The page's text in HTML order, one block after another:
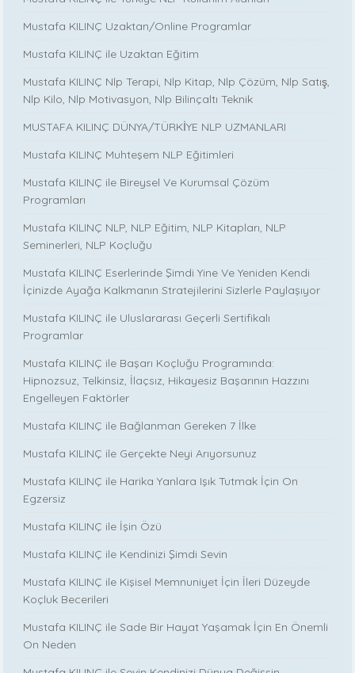
Mustafa KILINÇ Uzaktan/Online Programlar
Mustafa KILINÇ ile Uzaktan Eğitim
Mustafa KILINÇ Nlp Terapi, Nlp Kitap, Nlp Çözüm, Nlp Satış,
Nlp Kilo, Nlp Motivasyon, Nlp Bilinçaltı Teknik
MUSTAFA KILINÇ DÜNYA/TÜRKİYE NLP UZMANLARI
Mustafa KILINÇ Muhteşem NLP Eğitimleri
Mustafa KILINÇ ile Bireysel Ve Kurumsal Çözüm
Programları
Mustafa KILINÇ NLP, NLP Eğitim, NLP Kitapları, NLP
Seminerleri, NLP Koçluğu
Mustafa KILINÇ Eserlerinde Şimdi Yine Ve Yeniden Kendi
İçinizde Ayağa Kalkmanın Stratejilerini Sizlerle Paylaşıyor
Mustafa KILINÇ ile Uluslararası Geçerli Sertifikalı
Programlar
Mustafa KILINÇ ile Başarı Koçluğu Programında:
Hipnozsuz, Telkinsiz, İlaçsız, Hikayesiz Başarının Hazzını
Engelleyen Faktörler
Mustafa KILINÇ ile Bağlanman Gereken 7 İlke
Mustafa KILINÇ ile Gerçekte Neyi Arıyorsunuz
Mustafa KILINÇ ile Harika Yanlara Işık Tutmak İçin On
Egzersiz
Mustafa KILINÇ ile İşin Özü
Mustafa KILINÇ ile Kendinizi Şimdi Sevin
Mustafa KILINÇ ile Kişisel Memnuniyet İçin İleri Düzeyde
Koçluk Becerileri
Mustafa KILINÇ ile Sade Bir Hayat Yaşamak İçin En Önemli
On Neden